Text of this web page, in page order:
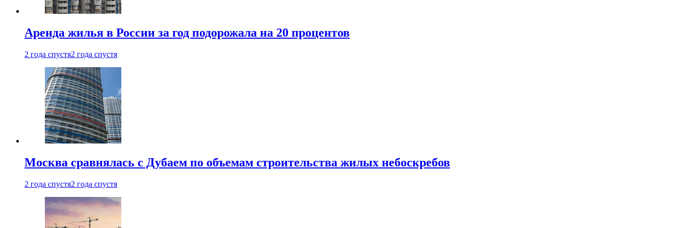
Аренда жилья в России за год подорожала на 20 процентов
2 года спустя2 года спустя
Москва сравнялась с Дубаем по объемам строительства жилых небоскребов
2 года спустя2 года спустя